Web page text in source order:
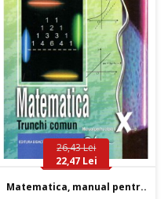
26,43 Lei
22,47 Lei
Matematica, manual pentr..